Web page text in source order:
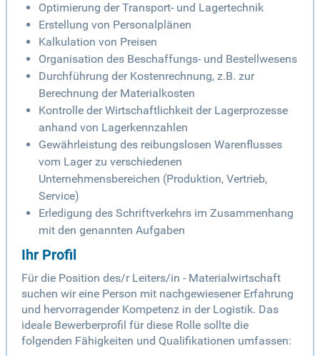
Optimierung der Transport- und Lagertechnik
Erstellung von Personalplänen
Kalkulation von Preisen
Organisation des Beschaffungs- und Bestellwesens
Durchführung der Kostenrechnung, z.B. zur
Berechnung der Materialkosten
Kontrolle der Wirtschaftlichkeit der Lagerprozesse
anhand von Lagerkennzahlen
Gewährleistung des reibungslosen Warenflusses
vom Lager zu verschiedenen
Unternehmensbereichen (Produktion, Vertrieb,
Service)
Erledigung des Schriftverkehrs im Zusammenhang
mit den genannten Aufgaben
Ihr Profil
Für die Position des/r Leiters/in - Materialwirtschaft
suchen wir eine Person mit nachgewiesener Erfahrung
und hervorragender Kompetenz in der Logistik. Das
ideale Bewerberprofil für diese Rolle sollte die
folgenden Fähigkeiten und Qualifikationen umfassen: